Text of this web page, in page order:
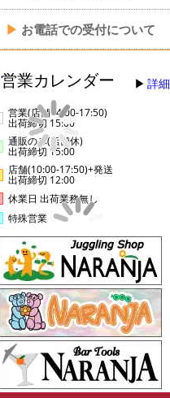
▶ お電話での受付について
営業カレンダー 詳細
営業(店舗14:00-17:50)
出荷締切 15:00
通販のみ(店舗休)
出荷締切 15:00
店舗(10:00-17:50)+発送
出荷締切 12:00
休業日 出荷業務無し
特殊営業